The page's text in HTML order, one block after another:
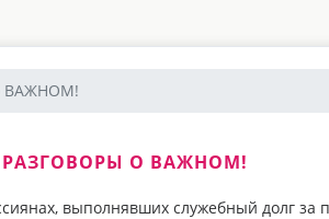
ВАЖНОМ!
РАЗГОВОРЫ О ВАЖНОМ!
выполнявших служебный долг за